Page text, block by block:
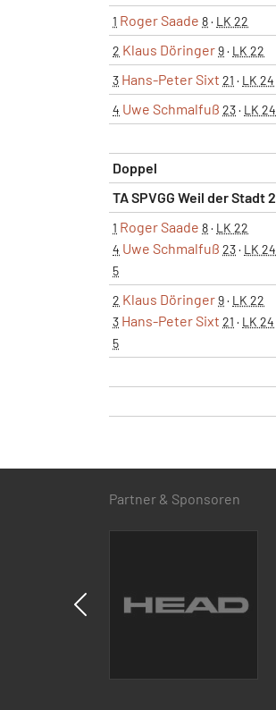
1 Roger Saade 8· LK 22
2 Klaus Döringer9· LK 22
3 Hans-Peter Sixt 21 · LK 24
4 Uwe Schmalfuß 23· LK 24
Doppel
TA SPVGG Weil der Stadt 2
1 Roger Saade 8· LK 22
4 Uwe Schmalfuß 23· LK 24
5
2 Klaus Döringer9· LK 22
3 Hans-Peter Sixt 21 · LK 24
5
Partner & Sponsoren